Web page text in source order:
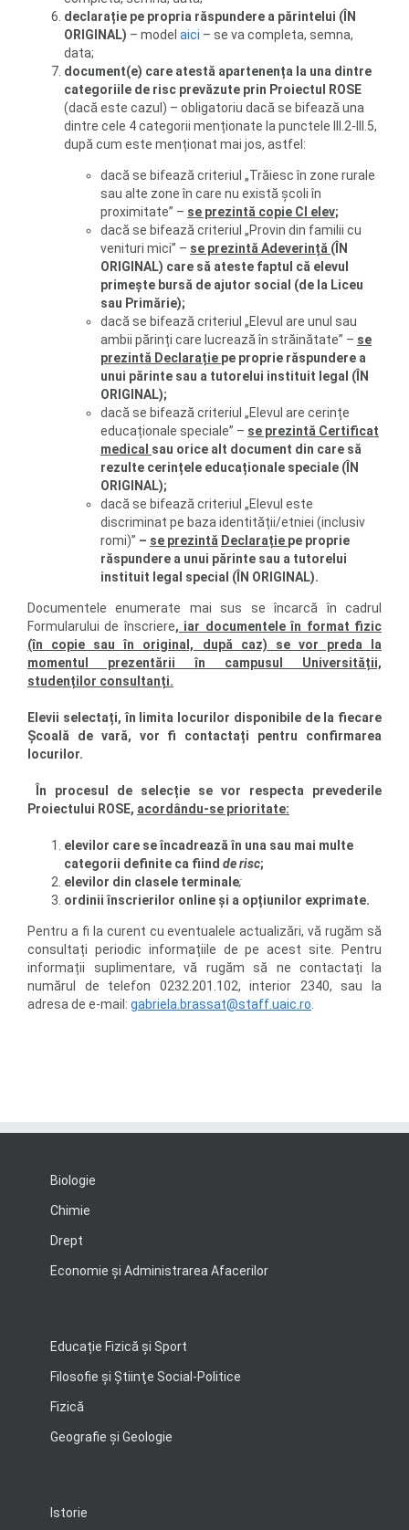
declarație pe propria răspundere a părintelui (ÎN
ORIGINAL) – model aici – se va completa, semna,
data;
document(e) care atestă apartenența la una dintre
categoriile de risc prevăzute prin Proiectul ROSE
(dacă este cazul) – obligatoriu dacă se bifează una
dintre cele 4 categorii menționate la punctele III.2-III.5,
după cum este menționat mai jos, astfel:
dacă se bifează criteriul „Trăiesc în zone rurale
sau alte zone în care nu există școli în
proximitate” – se prezintă copie CI elev;
dacă se bifează criteriul „Provin din familii cu
venituri mici” – se prezintă Adeverință (ÎN
ORIGINAL) care să ateste faptul că elevul
primește bursă de ajutor social (de la Liceu
sau Primărie);
dacă se bifează criteriul „Elevul are unul sau
ambii părinți care lucrează în străinătate” – se
prezintă Declarație pe proprie răspundere a
unui părinte sau a tutorelui instituit legal (ÎN
ORIGINAL);
dacă se bifează criteriul „Elevul are cerințe
educaționale speciale” – se prezintă Certificat
medical sau orice alt document din care să
rezulte cerințele educaționale speciale (ÎN
ORIGINAL);
dacă se bifează criteriul „Elevul este
discriminat pe baza identității/etniei (inclusiv
romi)” – se prezintă Declarație pe proprie
răspundere a unui părinte sau a tutorelui
instituit legal special (ÎN ORIGINAL).
Documentele enumerate mai sus se încarcă în cadrul
Formularului de înscriere, iar documentele în format fizic
(în copie sau în original, după caz) se vor preda la
momentul prezentării în campusul Universității,
studenților consultanți.
Elevii selectați, în limita locurilor disponibile de la fiecare
Școală de vară, vor fi contactați pentru confirmarea
locurilor.
În procesul de selecție se vor respecta prevederile
Proiectului ROSE, acordându-se prioritate:
elevilor care se încadrează în una sau mai multe
categorii definite ca fiind de risc;
elevilor din clasele terminale;
ordinii înscrierilor online și a opțiunilor exprimate.
Pentru a fi la curent cu eventualele actualizări, vă rugăm să
consultați periodic informațiile de pe acest site. Pentru
informații suplimentare, vă rugăm să ne contactați la
numărul de telefon 0232.201.102, interior 2340, sau la
adresa de e-mail: gabriela.brassat@staff.uaic.ro
Biologie
Chimie
Drept
Economie şi Administrarea Afacerilor
Educație Fizică și Sport
Filosofie şi Ştiinţe Social-Politice
Fizică
Geografie şi Geologie
Istorie